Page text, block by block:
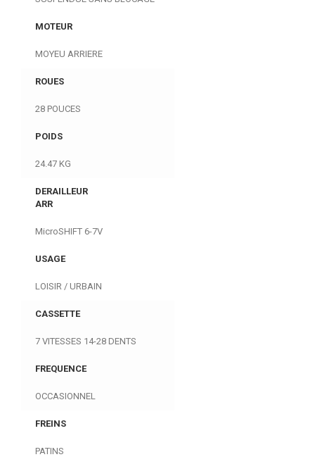
MOTEUR
MOYEU ARRIERE
ROUES
28 POUCES
POIDS
24.47 KG
DERAILLEUR
ARR
MicroSHIFT 6-7V
USAGE
LOISIR / URBAIN
CASSETTE
7 VITESSES 14-28 DENTS
FREQUENCE
OCCASIONNEL
FREINS
PATINS